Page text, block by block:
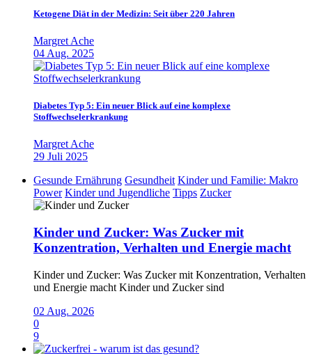
Ketogene Diät in der Medizin: Seit über 220 Jahren
Margret Ache
04 Aug. 2025
Diabetes Typ 5: Ein neuer Blick auf eine komplexe
Stoffwechselerkrankung
Margret Ache
29 Juli 2025
Gesunde Ernährung Gesundheit Kinder und Familie: Makro
Power Kinder und Jugendliche Tipps Zucker
Kinder und Zucker: Was Zucker mit
Konzentration, Verhalten und Energie macht
Kinder und Zucker: Was Zucker mit Konzentration, Verhalten
und Energie macht Kinder und Zucker sind
02 Aug. 2026
0
9